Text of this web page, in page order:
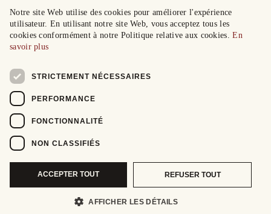
Notre site Web utilise des cookies pour améliorer l'expérience
utilisateur. En utilisant notre site Web, vous acceptez tous les
cookies conformément à notre Politique relative aux cookies.En
savoir plus
STRICTEMENT NÉCESSAIRES
PERFORMANCE
FONCTIONNALITÉ
NON CLASSIFIÉS
ACCEPTER TOUT REFUSER TOUT
AFFICHER LES DÉTAILS